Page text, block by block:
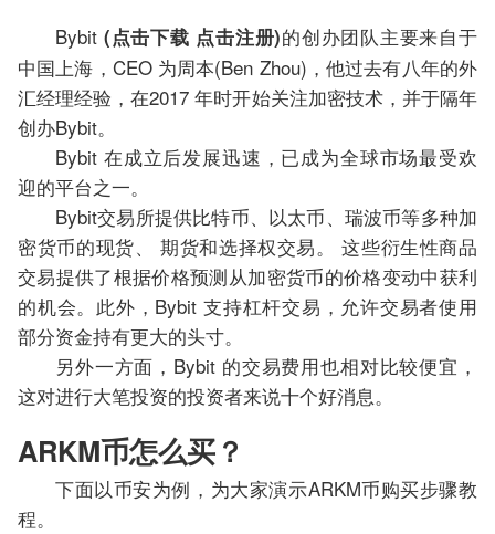
Bybit (点击下载 点击注册)的创办团队主要来自于
中国上海，CEO 为周本(Ben Zhou)，他过去有八年的外
汇经理经验，在2017 年时开始关注加密技术，并于隔年
创办Bybit。
Bybit 在成立后发展迅速，已成为全球市场最受欢
迎的平台之一。
Bybit交易所提供比特币、以太币、瑞波币等多种加
密货币的现货、 期货和选择权交易。 这些衍生性商品
交易提供了根据价格预测从加密货币的价格变动中获利
的机会。此外，Bybit 支持杠杆交易，允许交易者使用
部分资金持有更大的头寸。
另外一方面，Bybit 的交易费用也相对比较便宜，
这对进行大笔投资的投资者来说十个好消息。
ARKM币怎么买？
下面以币安为例，为大家演示ARKM币购买步骤教
程。